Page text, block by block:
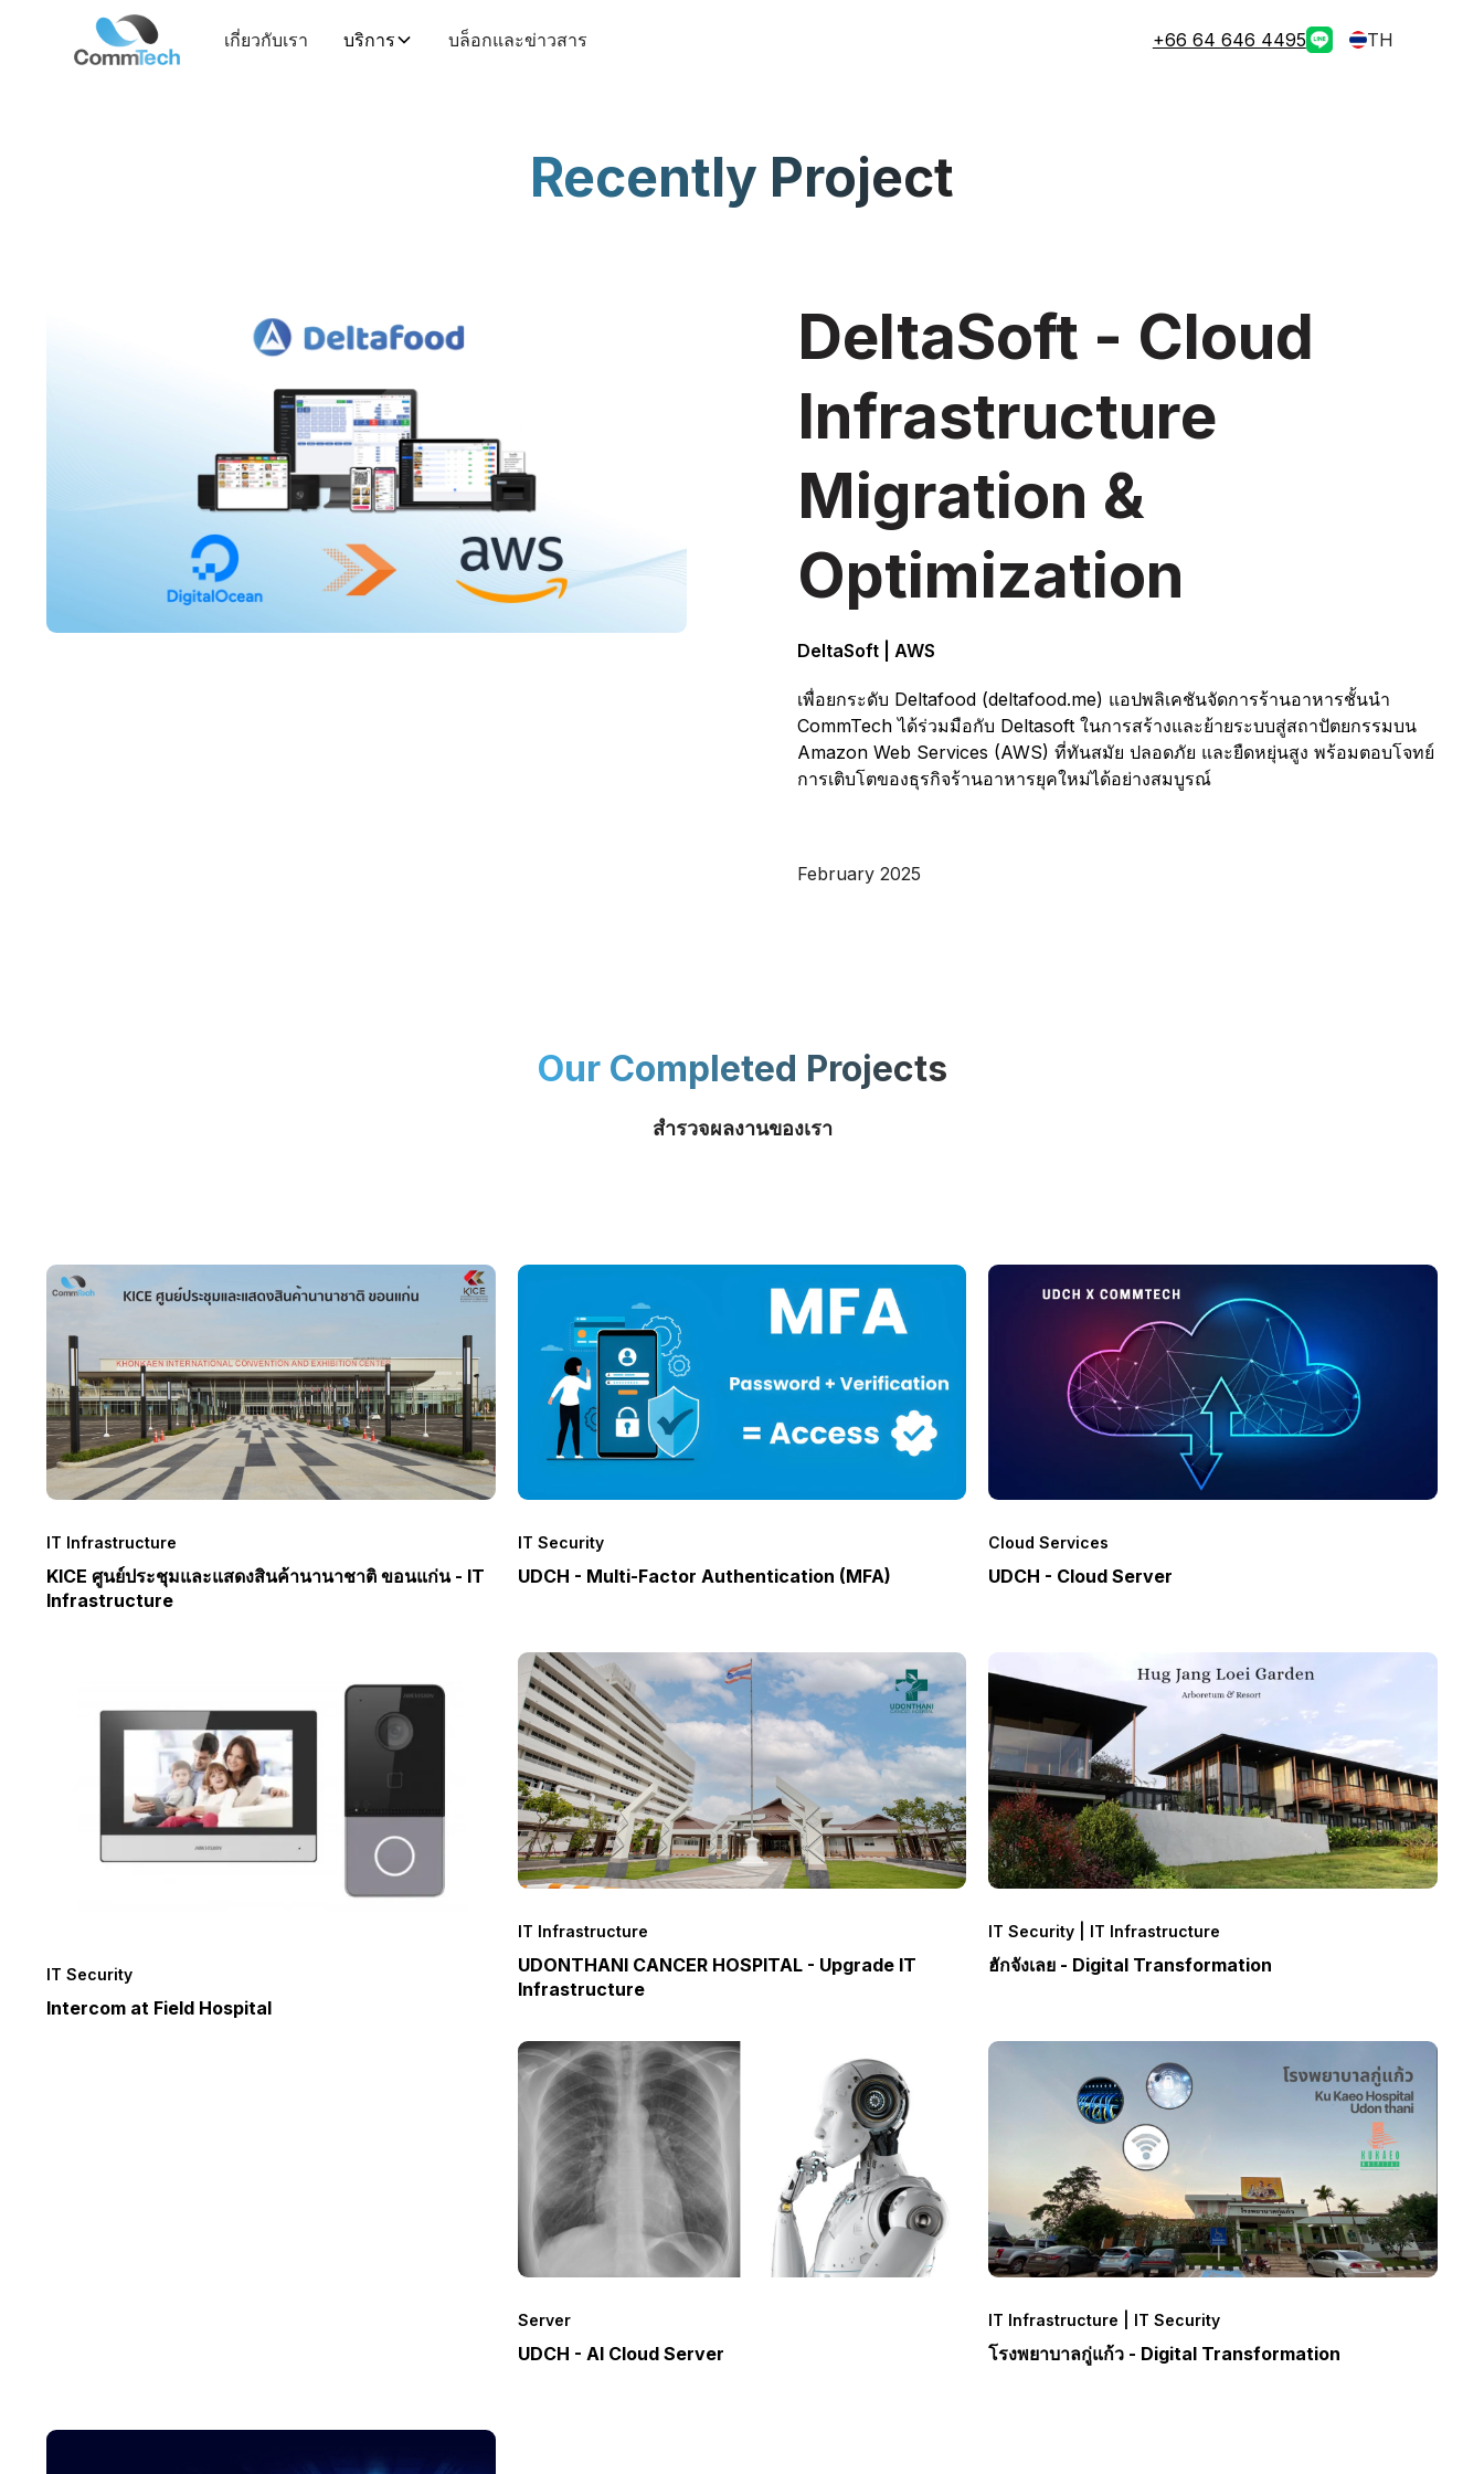
เกี่ยวกับเรา บริการ บล็อกและข่าวสาร +66 64 646 4495 TH
Recently Project
DeltaSoft - Cloud
Infrastructure
Migration &
Optimization
DeltaSoft | AWS
เพื่อยกระดับ Deltafood (deltafood.me) แอปพลิเคชันจัดการร้านอาหารชั้นนำ
CommTech ได้ร่วมมือกับ Deltasoft ในการสร้างและย้ายระบบสู่สถาปัตยกรรมบน
Amazon Web Services (AWS) ที่ทันสมัย ปลอดภัย และยืดหยุ่นสูง พร้อมตอบโจทย์
การเติบโตของธุรกิจร้านอาหารยุคใหม่ได้อย่างสมบูรณ์
February 2025
Our Completed Projects
สำรวจผลงานของเรา
IT Infrastructure
KICE ศูนย์ประชุมและแสดงสินค้านานาชาติ ขอนแก่น - IT
Infrastructure
IT Security
UDCH - Multi-Factor Authentication (MFA)
Cloud Services
UDCH - Cloud Server
IT Security
Intercom at Field Hospital
IT Infrastructure
UDONTHANI CANCER HOSPITAL - Upgrade IT
Infrastructure
IT Security | IT Infrastructure
ฮักจังเลย - Digital Transformation
Server
UDCH - AI Cloud Server
IT Infrastructure | IT Security
โรงพยาบาลกู่แก้ว - Digital Transformation